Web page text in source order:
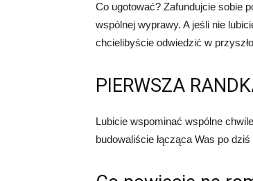
Co ugotować? Zafundujcie sobie
wspólnej wyprawy. A jeśli nie
chcielibyście odwiedzić w
PIERWSZA
Lubicie wspominać wspólne
budowaliście łącząca Was po